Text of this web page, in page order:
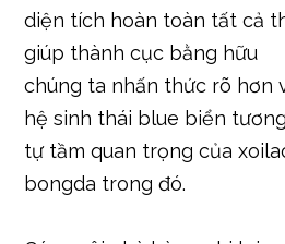
diện tích hoàn toàn tất cả
giúp thành cục bằng hữu
chúng ta nhấn thức rõ hơn
hệ sinh thái blue biển tương
tự tầm quan trọng của
bongda trong đó.